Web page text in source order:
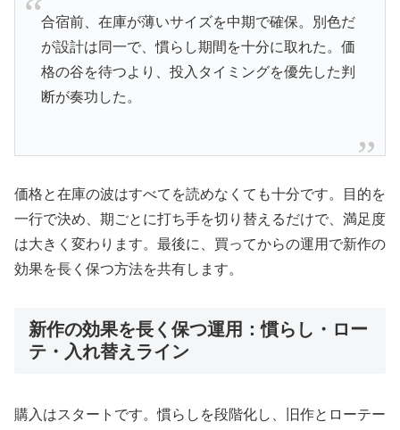
合宿前、在庫が薄いサイズを中期で確保。別色だ
が設計は同一で、慣らし期間を十分に取れた。価
格の谷を待つより、投入タイミングを優先した判
断が奏功した。
価格と在庫の波はすべてを読めなくても十分です。目的を
一行で決め、期ごとに打ち手を切り替えるだけで、満足度
は大きく変わります。最後に、買ってからの運用で新作の
効果を長く保つ方法を共有します。
新作の効果を長く保つ運用：慣らし・ロー
テ・入れ替えライン
購入はスタートです。慣らしを段階化し、旧作とローテー